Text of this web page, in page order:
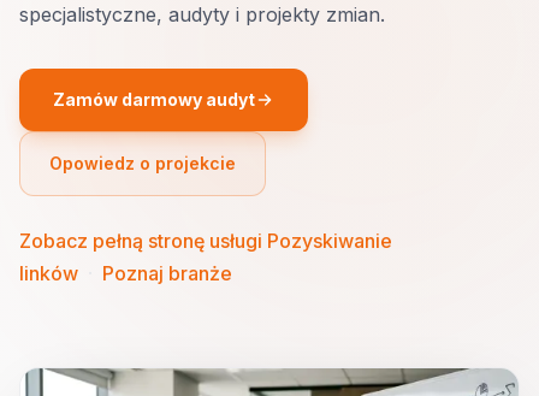
specjalistyczne, audyty i projekty zmian.
Zamów darmowy audyt
Opowiedz o projekcie
Zobacz pełną stronę usługi Pozyskiwanie
linków
Poznaj branże